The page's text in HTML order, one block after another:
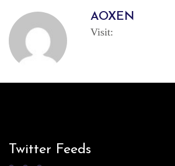
AOXEN
Visit:
Twitter Feeds